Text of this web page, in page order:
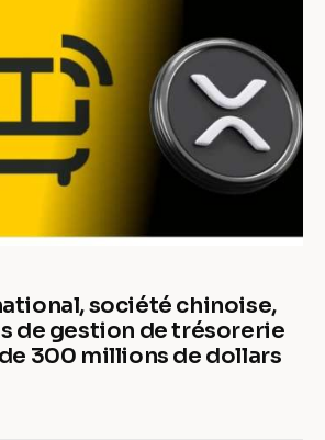
société chinoise,
de gestion de trésorerie
300 millions de dollars